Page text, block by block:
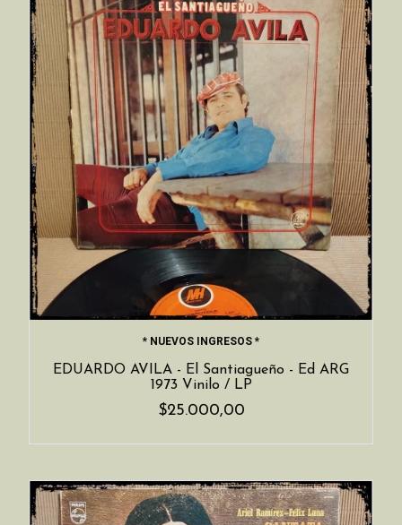
* NUEVOS INGRESOS *
EDUARDO AVILA - El Santiagueño - Ed ARG
1973 Vinilo / LP
$25.000,00